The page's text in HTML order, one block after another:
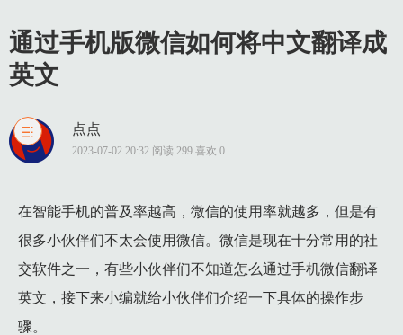
通过手机版微信如何将中文翻译成
英文
点点
2023-07-02 20:32 阅读 299 喜欢 0
在智能手机的普及率越高，微信的使用率就越多，但是有
很多小伙伴们不太会使用微信。微信是现在十分常用的社
交软件之一，有些小伙伴们不知道怎么通过手机微信翻译
英文，接下来小编就给小伙伴们介绍一下具体的操作步
骤。
1 方法/步骤1
1.2 第二步：在弹出的菜单栏中，根据下图所示，点击【翻译】
1.3 第三步：根据下图所示，成功将英文翻译为中文。
2 方法/步骤2
2.1 第一步：打开手机微信，先搜索并打开【迅捷翻译】小程序